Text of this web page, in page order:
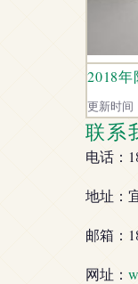
2018
更新时间
联系
电话：
地址：
邮箱：
网址：